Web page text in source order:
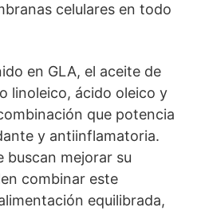
celulares en todo
en GLA, el aceite de
linoleico, ácido oleico y
que potencia
y antiinflamatoria.
buscan mejorar su
combinar este
equilibrada,